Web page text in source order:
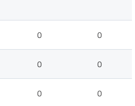
0 0
0 0
0 0